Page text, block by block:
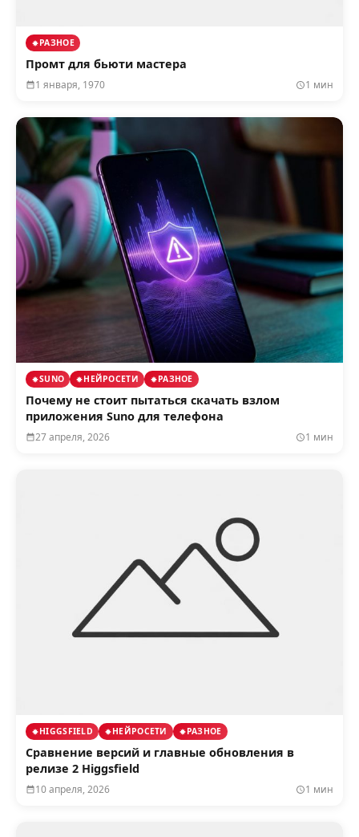
РАЗНОЕ
Промт для бьюти мастера
1 января, 1970 1 мин
SUNO НЕЙРОСЕТИ РАЗНОЕ
Почему не стоит пытаться скачать взлом
приложения Suno для телефона
27 апреля, 2026 1 мин
HIGGSFIELD НЕЙРОСЕТИ РАЗНОЕ
Сравнение версий и главные обновления в
релизе 2 Higgsfield
10 апреля, 2026 1 мин